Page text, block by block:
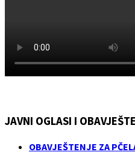
JAVNI OGLASI I
OBAVJEŠTENJE ZA